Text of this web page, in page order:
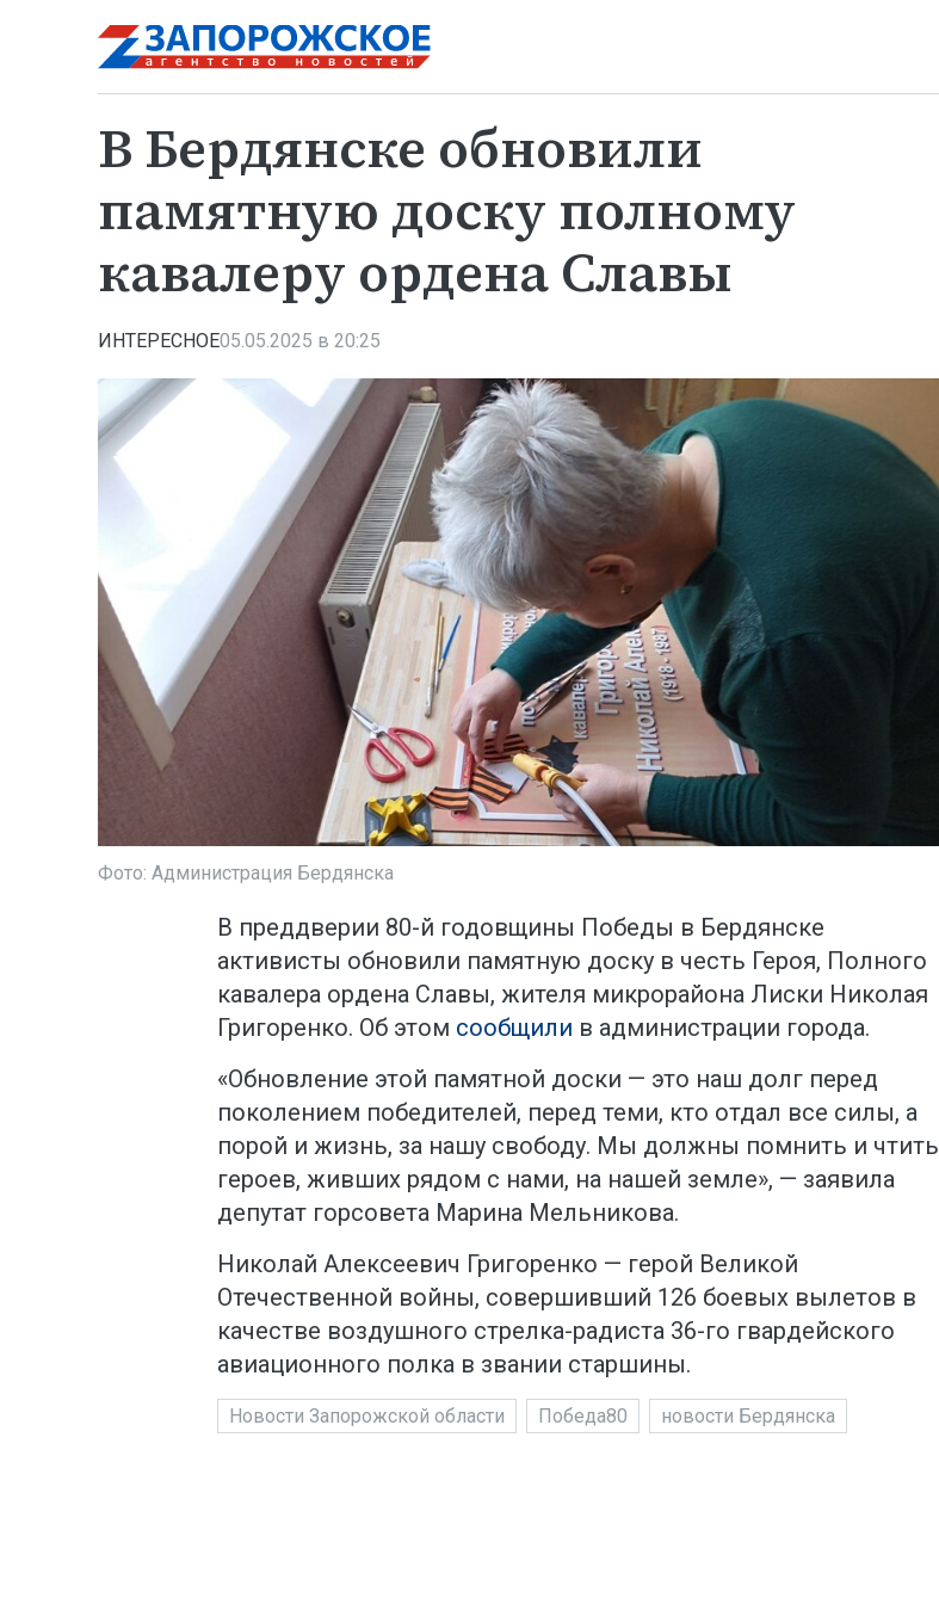
В Бердянске обновили
памятную доску полному
кавалеру ордена Славы
ИНТЕРЕСНОЕ05.05.2025 в 20:25
Фото: Администрация Бердянска
В преддверии 80-й годовщины Победы в Бердянске
активисты обновили памятную доску в честь Героя, Полного
кавалера ордена Славы, жителя микрорайона Лиски Николая
Григоренко. Об этом сообщили в администрации города.
«Обновление этой памятной доски — это наш долг перед
поколением победителей, перед теми, кто отдал все силы, а
порой и жизнь, за нашу свободу. Мы должны помнить и чтить
героев, живших рядом с нами, на нашей земле», — заявила
депутат горсовета Марина Мельникова.
Николай Алексеевич Григоренко — герой Великой
Отечественной войны, совершивший 126 боевых вылетов в
качестве воздушного стрелка-радиста 36-го гвардейского
авиационного полка в звании старшины.
Новости Запорожской области Победа80 новости Бердянска